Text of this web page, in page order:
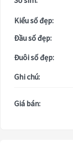
Kiểu số đẹp:
Đầu số đẹp:
Đuôi số đẹp:
Ghi chú:
Giá bán: